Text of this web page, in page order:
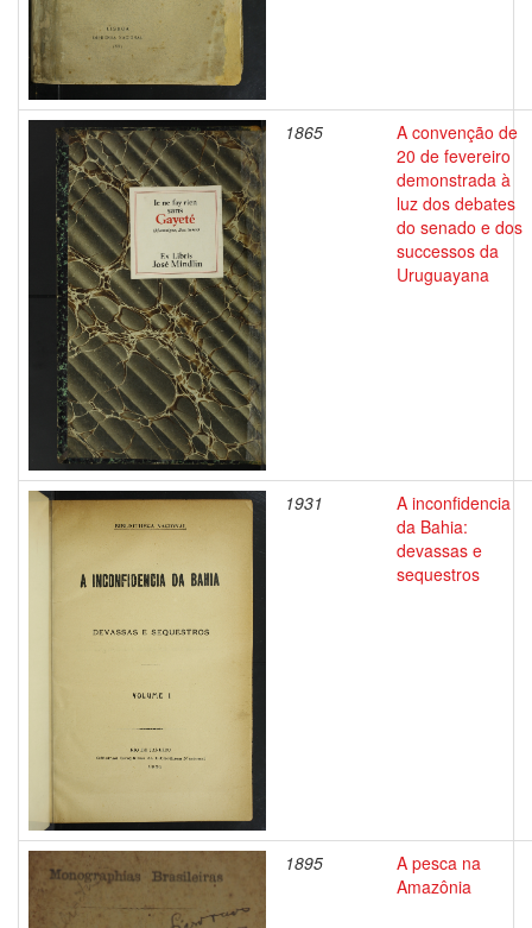
1865
A convenção de
20 de fevereiro
demonstrada à
luz dos debates
do senado e dos
successos da
Uruguayana
1931
A inconfidencia
da Bahia:
devassas e
sequestros
1895
A pesca na
Amazônia